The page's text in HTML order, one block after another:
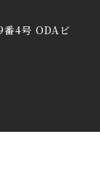
4号 ODAビ